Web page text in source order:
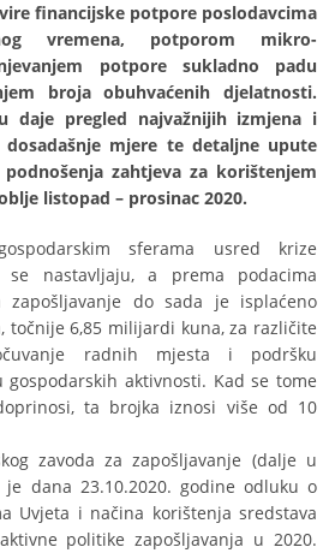
financijske potpore poslodavcima
vremena, potporom mikro-
potpore sukladno padu
broja obuhvaćenih djelatnosti.
daje pregled najvažnijih izmjena i
mjere te detaljne upute
zahtjeva za korištenjem
listopad – prosinac 2020.
sferama usred krize
se nastavljaju, a prema podacima
zapošljavanje do sada je isplaćeno
točnije 6,85 milijardi kuna, za različite
radnih mjesta i podršku
gospodarskih aktivnosti. Kad se tome
ta brojka iznosi više od 10
zavoda za zapošljavanje (dalje u
dana 23.10.2020. godine odluku o
Uvjeta i načina korištenja sredstava
politike zapošljavanja u 2020.